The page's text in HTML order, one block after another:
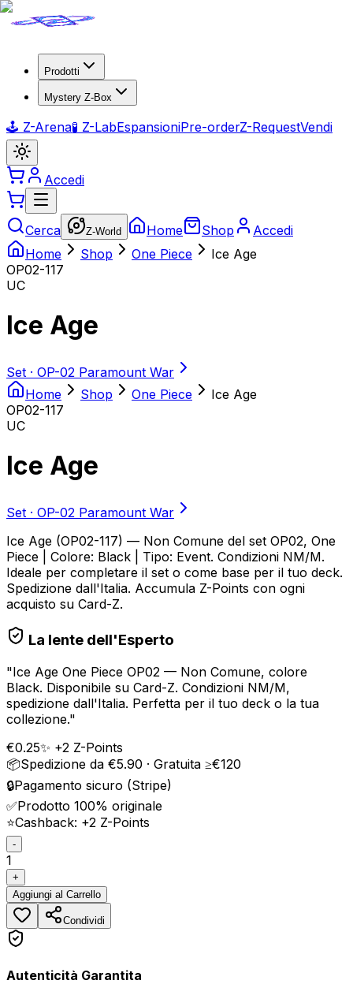
Prodotti
Mystery Z-Box
🕹️ Z-Arena🧪 Z-LabEspansioniPre-orderZ-RequestVendi
Accedi
Cerca Z-World Home Shop
Accedi
Home
Shop One Piece
Ice Age
OP02-117
UC
Ice Age
Set · OP-02 Paramount War
Home
Shop One Piece
Ice Age
OP02-117
UC
Ice Age
Set · OP-02 Paramount War
Ice Age (OP02-117) — Non Comune del set OP02, One
Piece | Colore: Black | Tipo: Event. Condizioni NM/M.
Ideale per completare il set o come base per il tuo deck.
Spedizione dall'Italia. Accumula Z-Points con ogni
acquisto su Card-Z.
La lente dell'Esperto
"Ice Age One Piece OP02 — Non Comune, colore
Black. Disponibile su Card-Z. Condizioni NM/M,
spedizione dall'Italia. Perfetta per il tuo deck o la tua
collezione."
€0.25✨ +2 Z-Points
📦Spedizione da €5.90 · Gratuita ≥€120
🔒Pagamento sicuro (Stripe)
✅Prodotto 100% originale
⭐Cashback: +2 Z-Points
-
1
+
Aggiungi al Carrello
Condividi
Autenticità Garantita